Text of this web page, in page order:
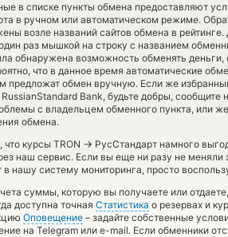
в списке пункты обмена предоставляют
в ручном или автоматическом режиме.
возле названий сайтов обмена в рейтинге.
раз мышкой на строку с названием
обнаружена возможность обменять деньги,
что в данное время автоматические
предложат обмен вручную. Если же
Bank, будьте добры,
с владельцем обменного пункта, или
обмена.
что курсы TRON → РусСтандарт намного
наш сервис. Если вы еще ни разу не
нашу систему мониторинга, просто
суммы, которую вы получаете или
доступна точная Статистика о резервах и
Оповещение – задайте собственные
на Telegram или e-mail. Если обменники